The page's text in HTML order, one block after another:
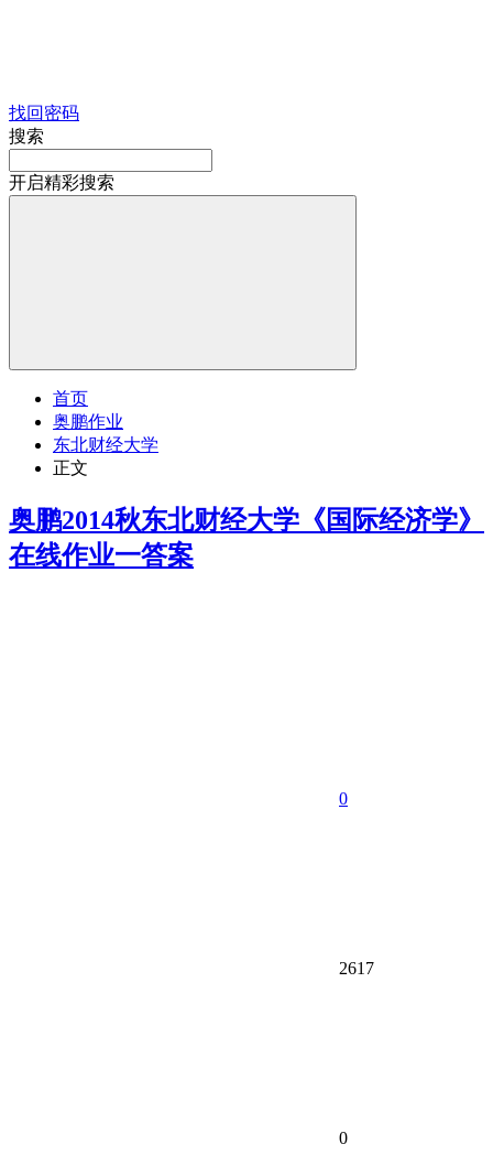
找回密码
搜索
开启精彩搜索
首页
奥鹏作业
东北财经大学
正文
奥鹏2014秋东北财经大学《国际经济学》
在线作业一答案
0
2617
0